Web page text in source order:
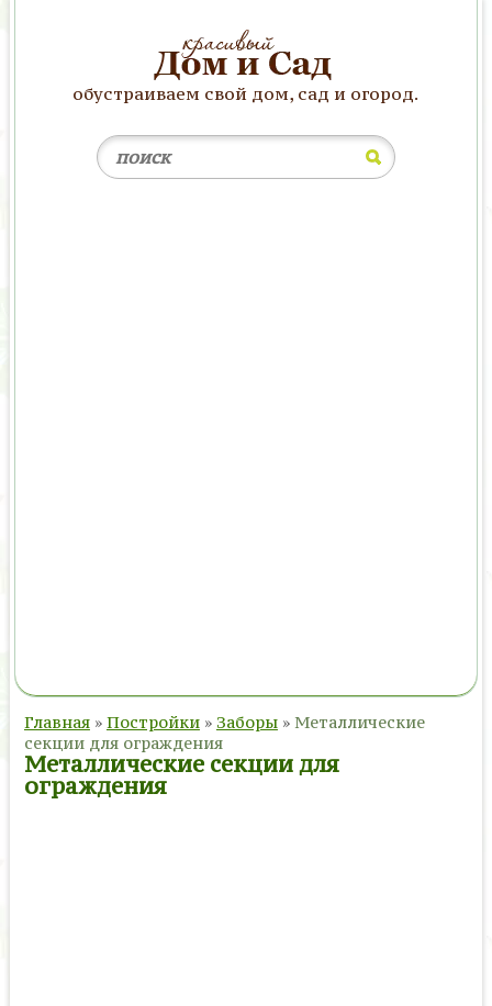
обустраиваем свой дом, сад и огород.
Главная » Постройки » Заборы » Металлические
секции для ограждения
Металлические секции для
ограждения